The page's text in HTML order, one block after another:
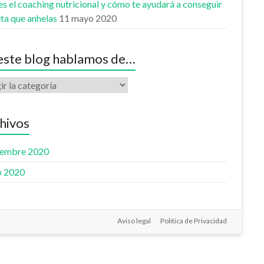
el coaching nutricional y cómo te ayudará a conseguir
que anhelas 11 mayo 2020
blog hablamos de…
2020
2020
Aviso legal Política de Privacidad